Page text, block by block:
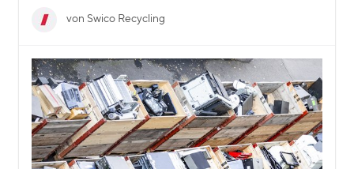
von Swico Recycling